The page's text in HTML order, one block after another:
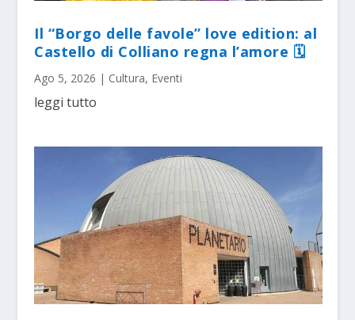
Il “Borgo delle favole” love edition: al
Castello di Colliano regna l’amore 🗓
Ago 5, 2026 | Cultura, Eventi
leggi tutto